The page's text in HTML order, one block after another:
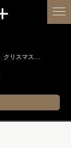
deco+（デコプラス）はプリザーブドフラワーから造花、クリスマス装飾、イルミネーションに至るまで扱う広島のディスプレイ専門ショップです。